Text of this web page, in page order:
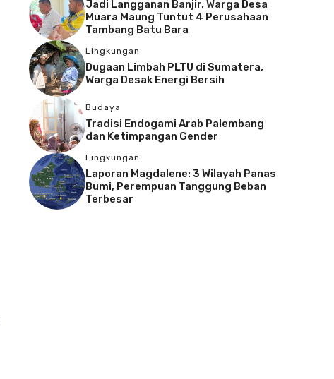
Jadi Langganan Banjir, Warga Desa
Muara Maung Tuntut 4 Perusahaan
Tambang Batu Bara
Lingkungan
Dugaan Limbah PLTU di Sumatera,
Warga Desak Energi Bersih
Budaya
Tradisi Endogami Arab Palembang
dan Ketimpangan Gender
Lingkungan
Laporan Magdalene: 3 Wilayah Panas
Bumi, Perempuan Tanggung Beban
Terbesar